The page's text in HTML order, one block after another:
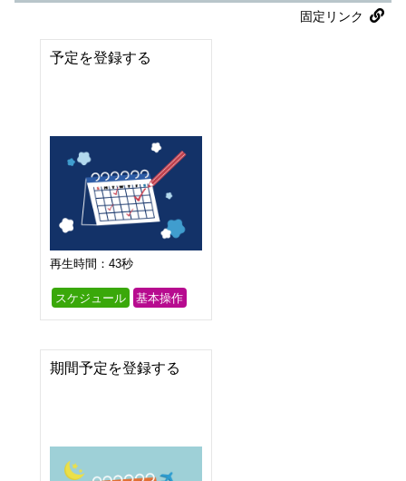
固定リンク
予定を登録する
再生時間：43秒
スケジュール 基本操作
期間予定を登録する